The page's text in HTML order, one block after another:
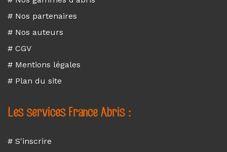
# Nos partenaires
# Nos auteurs
# CGV
# Mentions légales
# Plan du site
Les services France Abris :
# S'inscrire